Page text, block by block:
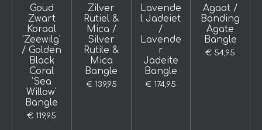
Goud
Zwart
Koraal
'Zeewilg'
/ Golden
Black
Coral
'Sea
Willow'
Bangle
€ 119,95
Zilver
Rutiel &
Mica /
Silver
Rutile &
Mica
Bangle
€ 139,95
Lavende
l Jadeiet
/
Lavende
r
Jadeite
Bangle
€ 174,95
Agaat /
Banding
Agate
Bangle
€ 54,95